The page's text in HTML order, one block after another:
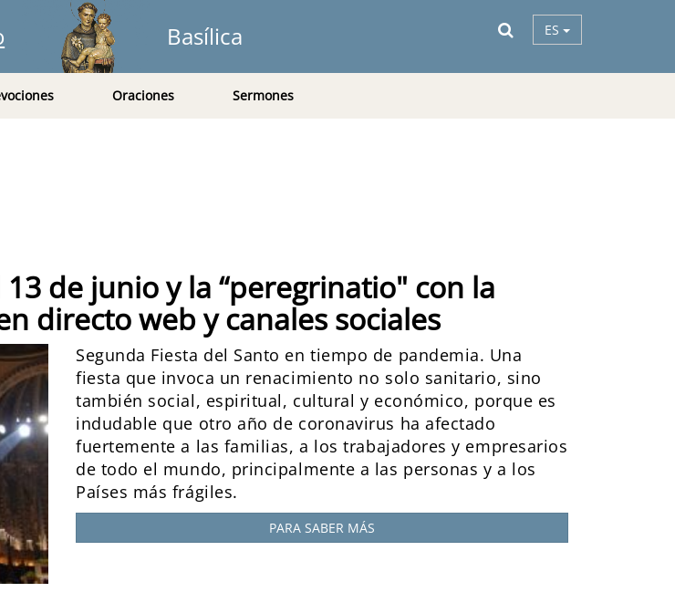
Basílica ES
Oraciones Sermones
de junio y la “peregrinatio" con la
directo web y canales sociales
Segunda Fiesta del Santo en tiempo de pandemia. Una
fiesta que invoca un renacimiento no solo sanitario, sino
también social, espiritual, cultural y económico, porque es
indudable que otro año de coronavirus ha afectado
fuertemente a las familias, a los trabajadores y empresarios
de todo el mundo, principalmente a las personas y a los
Países más frágiles.
PARA SABER MÁS